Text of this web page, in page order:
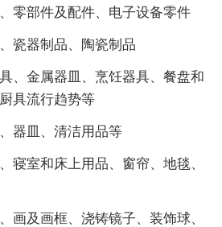
零部件及配件、电子设备零件
瓷器制品、陶瓷制品
、金属器皿、烹饪器具、餐盘和
具流行趋势等
器皿、清洁用品等
寝室和床上用品、窗帘、地毯、
画及画框、浇铸镜子、装饰球、